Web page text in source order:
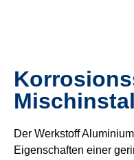
Der Werkstoff
Eigenschaften einer